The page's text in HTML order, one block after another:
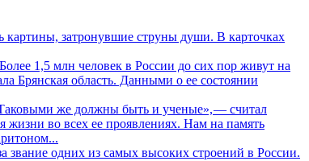
затронувшие струны души. В карточках
1,5 млн человек в России до сих пор живут на
Брянская область. Данными о ее состоянии
же должны быть и ученые», — считал
жизни во всех ее проявлениях. Нам на память
звание одних из самых высоких строений в России.